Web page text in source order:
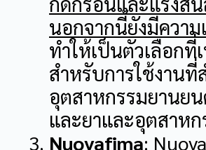
นอกจากนี้ยังมีควา
ทำให้เป็นตัวเลือกที่
สำหรับการใช้งาน
อุตสาหกรรมยานย
และยาและอุตสาหก
Nuovafima: